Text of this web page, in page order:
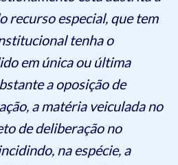
recurso especial, que tem
tenha o
em única ou última
a oposição de
a matéria veiculada no
de deliberação no
na espécie, a